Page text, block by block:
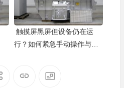
触摸屏黑屏但设备仍在运
行？如何紧急手动操作与排